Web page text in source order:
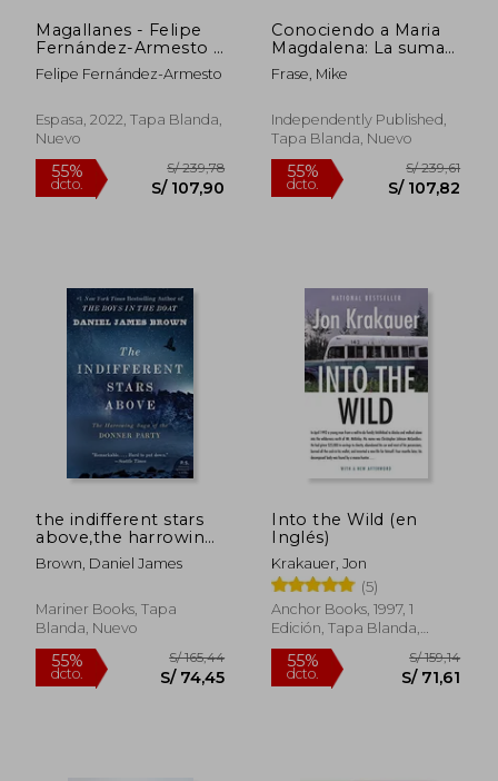
Magallanes - Felipe
Fernández-Armesto -
Libro Físico
Felipe Fernández-Armesto
Espasa, 2022, Tapa Blanda,
Nuevo
Conociendo a Maria
Magdalena: La suma
sacerdotisa de Avalon
Frase, Mike
Independently Published,
Tapa Blanda, Nuevo
the indifferent stars
above,the harrowing
saga of a donner
party bride (en
Brown, Daniel James
Mariner Books, Tapa
Blanda, Nuevo
Into the Wild (en
Inglés)
Krakauer, Jon
(5)
Anchor Books, 1997, 1
Edición, Tapa Blanda,
Nuevo